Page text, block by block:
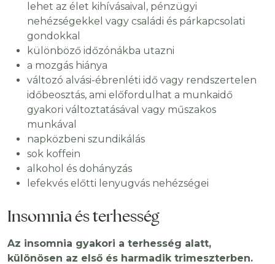
lehet az élet kihívásaival, pénzügyi
nehézségekkel vagy családi és párkapcsolati
gondokkal
különböző időzónákba utazni
a mozgás hiánya
változó alvási-ébrenléti idő vagy rendszertelen
időbeosztás, ami előfordulhat a munkaidő
gyakori változtatásával vagy műszakos
munkával
napközbeni szundikálás
sok koffein
alkohol és dohányzás
lefekvés előtti lenyugvás nehézségei
Insomnia és terhesség
Az insomnia gyakori a terhesség alatt,
különösen az első és harmadik trimeszterben.